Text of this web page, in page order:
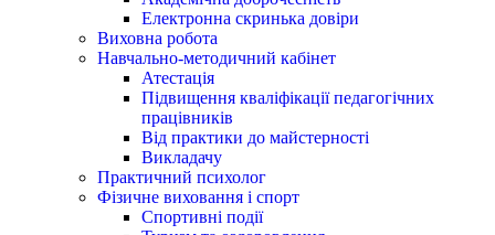
Електронна скринька довіри
Виховна робота
Навчально-методичний кабінет
Атестація
Підвищення кваліфікації педагогічних
працівників
Від практики до майстерності
Викладачу
Практичний психолог
Фізичне виховання і спорт
Спортивні події